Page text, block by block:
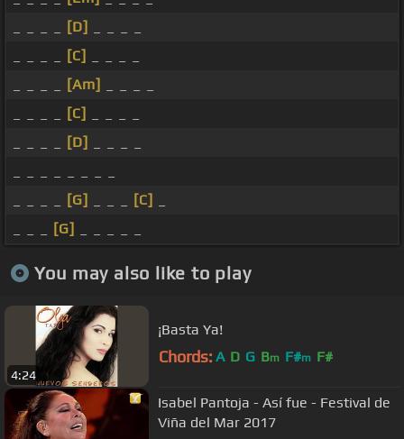
[D]
[C]
[Am]
[C]
[D]
[G] [C]
[G]
You may also like to play
4:24
¡Basta Ya!
Chords: A D G Bm F#m F#
Isabel Pantoja - Así fue - Festival de
Viña del Mar 2017